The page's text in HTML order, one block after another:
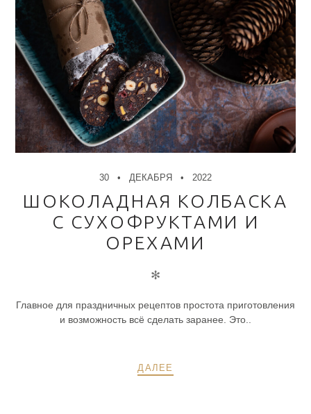
30 ДЕКАБРЯ 2022
ШОКОЛАДНАЯ КОЛБАСКА
С СУХОФРУКТАМИ И
ОРЕХАМИ
✻
Главное для праздничных рецептов простота приготовления
и возможность всё сделать заранее. Это..
ДАЛЕЕ